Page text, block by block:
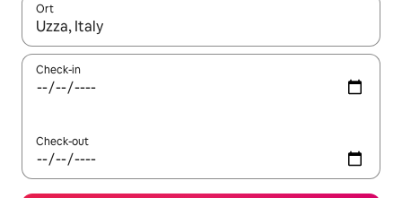
Ort
Wenn Ergebnisse verfügbar sind, navigiere mit den
Check-in
Check-out